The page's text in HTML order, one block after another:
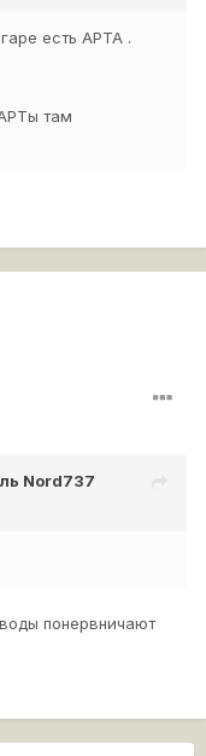
есть АРТА .
там
Nord737
понервничают